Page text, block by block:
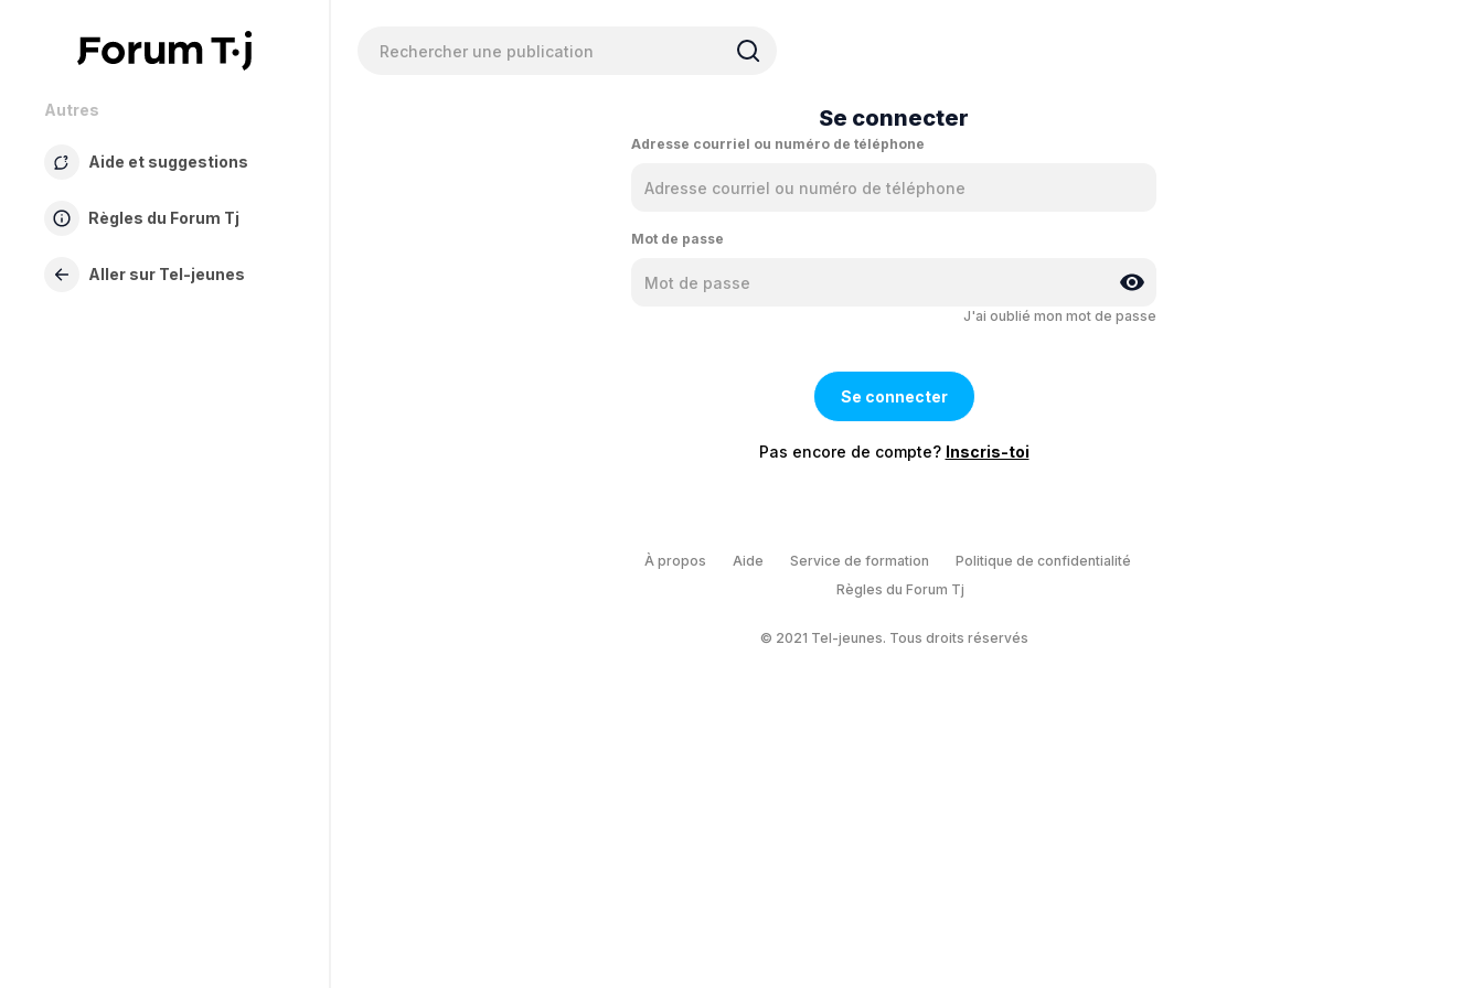
Autres
Aide et suggestions
Règles du Forum Tj
Aller sur Tel-jeunes
Se connecter
Adresse courriel ou numéro de téléphone
Mot de passe
J'ai oublié mon mot de passe
Pas encore de compte? Inscris-toi
À propos Aide Service de formation
Politique de confidentialité
Règles du Forum Tj
© 2021 Tel-jeunes. Tous droits réservés